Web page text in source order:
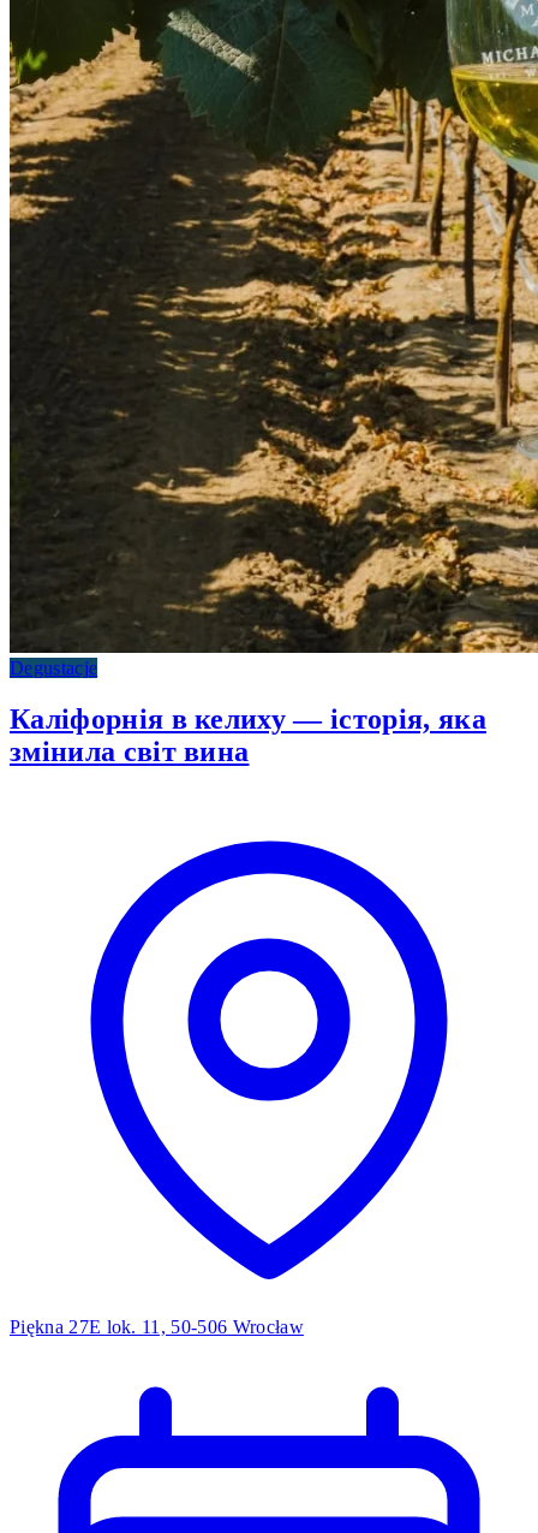
Degustacje
Каліфорнія в келиху — історія, яка
змінила світ вина
Piękna 27E lok. 11, 50-506 Wrocław